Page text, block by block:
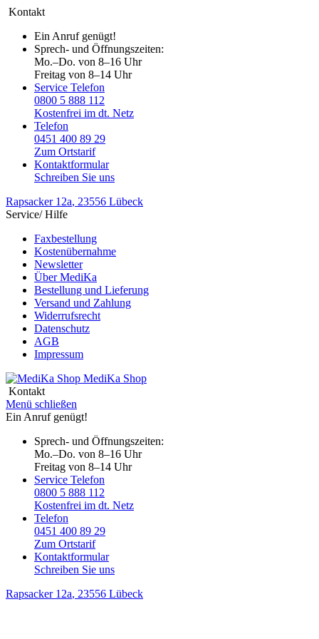
Kontakt
Ein Anruf genügt!
Sprech- und Öffnungszeiten:
Mo.–Do. von 8–16 Uhr
Freitag von 8–14 Uhr
Service Telefon
0800 5 888 112
Kostenfrei im dt. Netz
Telefon
0451 400 89 29
Zum Ortstarif
Kontaktformular
Schreiben Sie uns
Rapsacker 12a, 23556 Lübeck
Service/ Hilfe
Faxbestellung
Kostenübernahme
Newsletter
Über MediKa
Bestellung und Lieferung
Versand und Zahlung
Widerrufsrecht
Datenschutz
AGB
Impressum
MediKa Shop
Kontakt
Menü schließen
Ein Anruf genügt!
Sprech- und Öffnungszeiten:
Mo.–Do. von 8–16 Uhr
Freitag von 8–14 Uhr
Service Telefon
0800 5 888 112
Kostenfrei im dt. Netz
Telefon
0451 400 89 29
Zum Ortstarif
Kontaktformular
Schreiben Sie uns
Rapsacker 12a, 23556 Lübeck